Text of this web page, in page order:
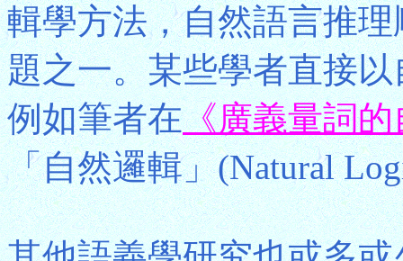
輯學方法，自然語言推
題之一。某些學者直接
例如筆者在《廣義量詞
「自然邏輯」(Natural